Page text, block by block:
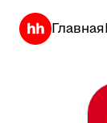
Главная